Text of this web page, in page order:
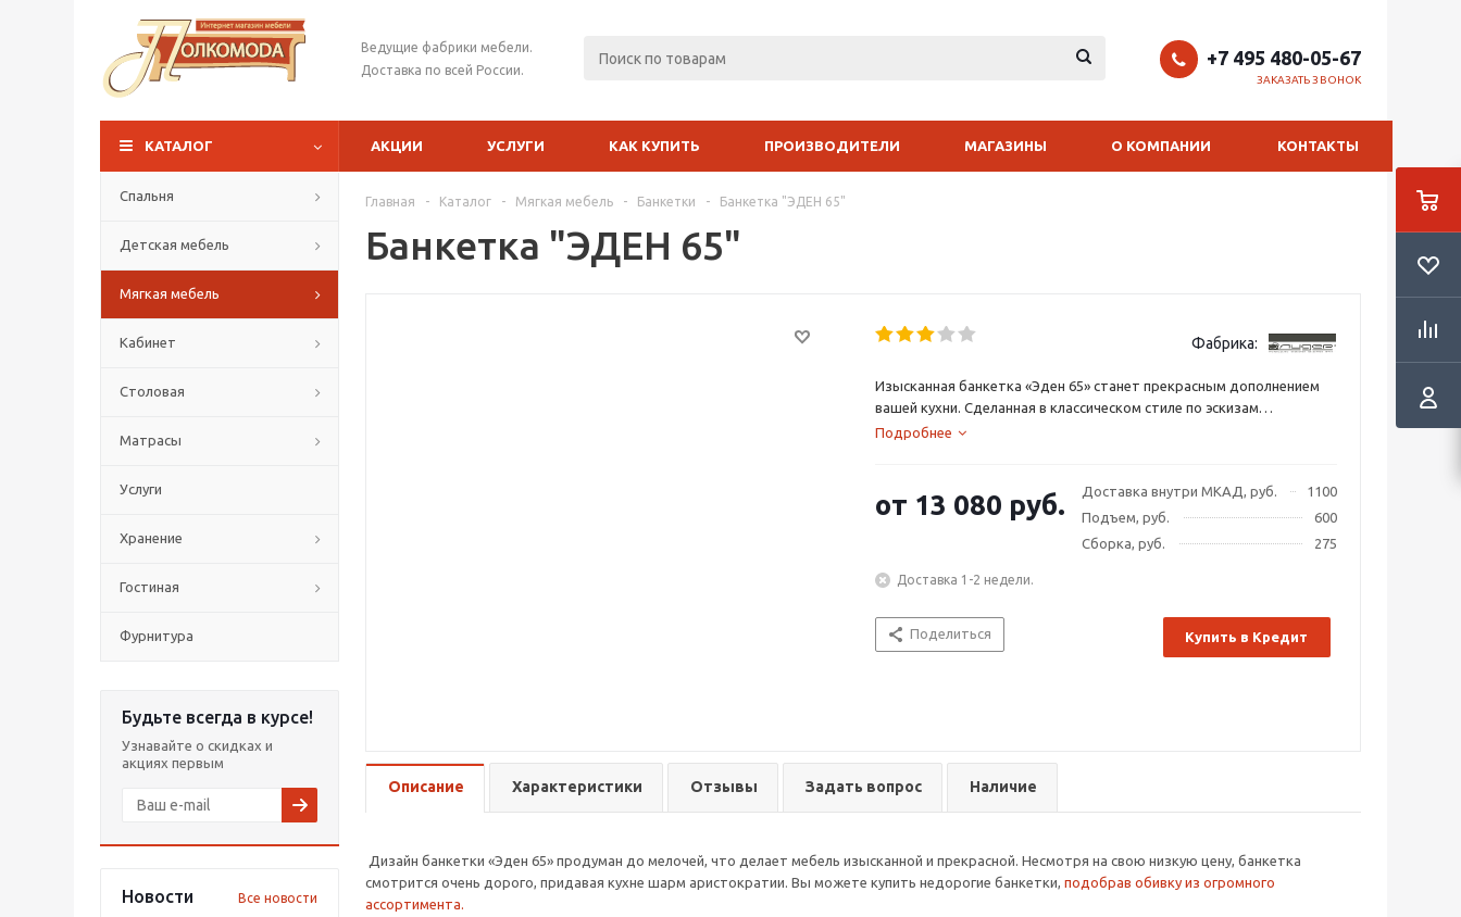
Ведущие фабрики мебели.
Доставка по всей России.
+7 495 480-05-67
ЗАКАЗАТЬ ЗВОНОК
КАТАЛОГ АКЦИИ УСЛУГИ КАК КУПИТЬ ПРОИЗВОДИТЕЛИ МАГАЗИНЫ О КОМПАНИИ КОНТАКТЫ
Спальня
Детская мебель
Мягкая мебель
Кабинет
Столовая
Матрасы
Услуги
Хранение
Гостиная
Фурнитура
Будьте всегда в курсе!
Узнавайте о скидках и
акциях первым
Новости Все новости
Главная - Каталог - Мягкая мебель - Банкетки - Банкетка "ЭДЕН 65"
Банкетка "ЭДЕН 65"
Фабрика:
Изысканная банкетка «Эден 65» станет прекрасным дополнением
вашей кухни. Сделанная в классическом стиле по эскизам
Итальянских мастеров из натуральных пород дерева – бука.
Подробнее
Доставка внутри МКАД, руб.
1100
Подъем, руб.
600
Сборка, руб.
275
от 13 080 руб.
Доставка 1-2 недели.
Поделиться Купить в Кредит
Описание Характеристики Отзывы Задать вопрос Наличие
Дизайн банкетки «Эден 65» продуман до мелочей, что делает мебель изысканной и прекрасной. Несмотря на свою низкую цену, банкетка
смотрится очень дорого, придавая кухне шарм аристократии. Вы можете купить недорогие банкетки, подобрав обивку из огромного
ассортимента.